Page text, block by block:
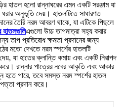
হাতল হলো রান্নাঘরের এমন একটি সরঞ্জাম যা
অনুভূতি দেয়। হাতলটিতে সাধারণত
তৈরি নরম আবরণ থাকে, যা এটিকে পিছলে
হাতলগুলিএগুলো উচ্চ তাপমাত্রা সহ্য করার
তাপ প্রতিরোধ ক্ষমতা প্রদানের জন্য
মতো দেখতে নরম স্পর্শের হাতলটি
যা হাতের ক্লান্তি কমায় এবং একটি নিরাপদ
করে। রান্নার পাত্রের নবের আকৃতি এবং আকার
হতে পারে, তবে সমস্ত নরম স্পর্শের হাতল
প্রদান করে।